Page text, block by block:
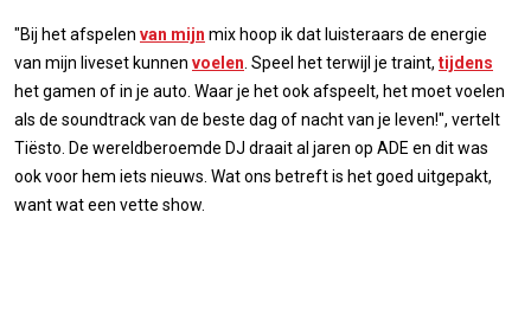
"Bij het afspelen van mijn mix hoop ik dat luisteraars de energie
van mijn liveset kunnen voelen . Speel het terwijl je traint, tijdens
het gamen of in je auto. Waar je het ook afspeelt, het moet voelen
als de soundtrack van de beste dag of nacht van je leven!", vertelt
Tiësto. De wereldberoemde DJ draait al jaren op ADE en dit was
ook voor hem iets nieuws. Wat ons betreft is het goed uitgepakt,
want wat een vette show.